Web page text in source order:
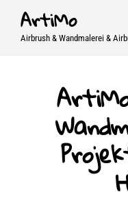
SkipArtiMo
Airbrush & Wandmalerei &